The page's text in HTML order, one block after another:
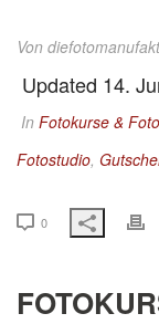
Von
Updated 14.
In Fotokurse &
Fotostudio,
0